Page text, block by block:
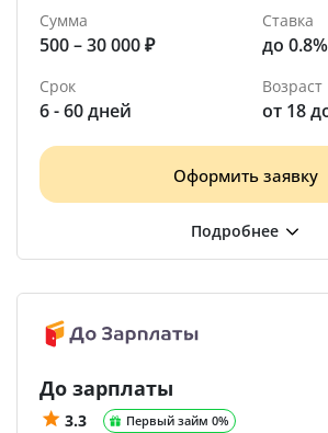
Сумма
500 – 30 000 ₽
Ставка
до 0.8%
Срок
6 - 60 дней
Возраст
от 18
Оформить заявку
До зарплаты
3.3 Первый займ 0%